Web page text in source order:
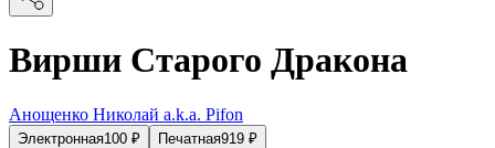
Вирши Старого Дракона
Анощенко Николай a.k.a. Pifon
Электронная100 ₽ Печатная919 ₽